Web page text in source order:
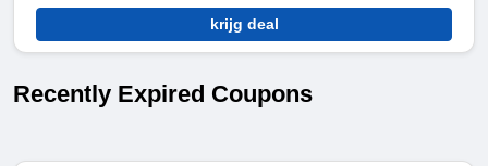
krijg deal
Recently Expired Coupons